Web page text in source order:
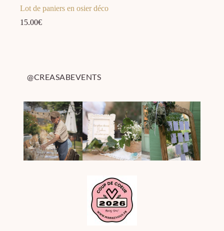
Lot de paniers en osier déco
15.00€
@CREASABEVENTS